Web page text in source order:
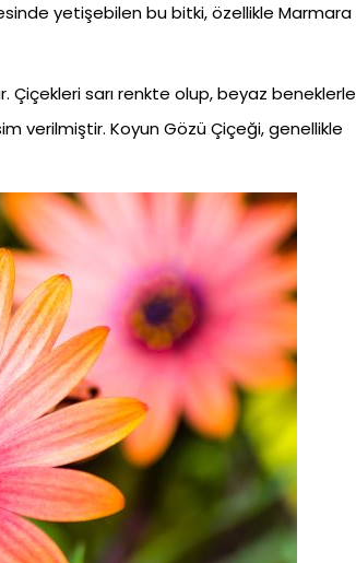
yetişebilen bu bitki, özellikle Marmara
Çiçekleri sarı renkte olup, beyaz beneklerle
verilmiştir. Koyun Gözü Çiçeği, genellikle